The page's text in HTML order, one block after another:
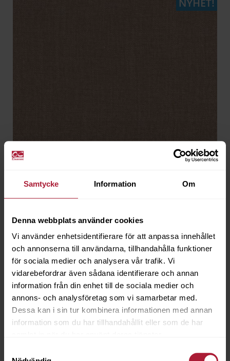
Samtycke Information Om
Denna webbplats använder cookies
Vi använder enhetsidentifierare för att anpassa innehållet
och annonserna till användarna, tillhandahålla funktioner
för sociala medier och analysera vår trafik. Vi
vidarebefordrar även sådana identifierare och annan
information från din enhet till de sociala medier och
annons- och analysföretag som vi samarbetar med.
Dessa kan i sin tur kombinera informationen med annan
information som du har tillhandahållit eller som de har
LEA-0032
Beställningsvara